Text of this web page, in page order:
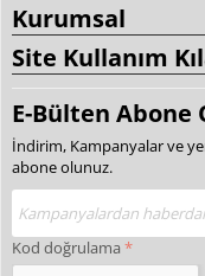
Kurumsal
Site Kullanım
E-Bülten Abone
İndirim, Kampanyalar ve
abone olunuz.
Kod doğrulama